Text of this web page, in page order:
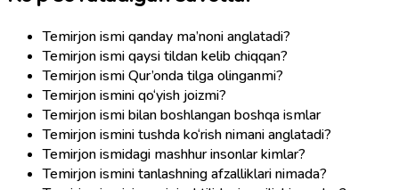
Temirjon ismi qanday ma’noni anglatadi?
Temirjon ismi qaysi tildan kelib chiqqan?
Temirjon ismi Qur’onda tilga olinganmi?
Temirjon ismini qo‘yish joizmi?
Temirjon ismi bilan boshlangan boshqa ismlar
Temirjon ismini tushda ko‘rish nimani anglatadi?
Temirjon ismidagi mashhur insonlar kimlar?
Temirjon ismini tanlashning afzalliklari nimada?